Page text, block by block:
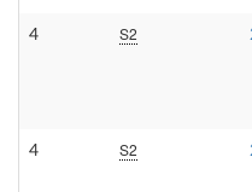
4 S2
4 S2